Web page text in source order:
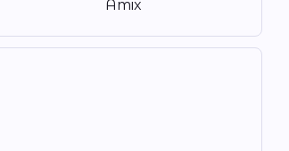
Amix